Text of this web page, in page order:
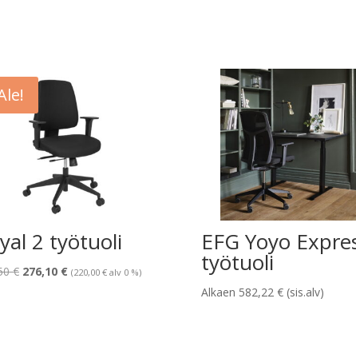
2 työtuoli
€ Alkuperäinen
276,10 €Nykyinen
(220,00 €alv 0 %)
EFG Yoyo
työtuoli
Alkaen 582,22 €(sis.alv)